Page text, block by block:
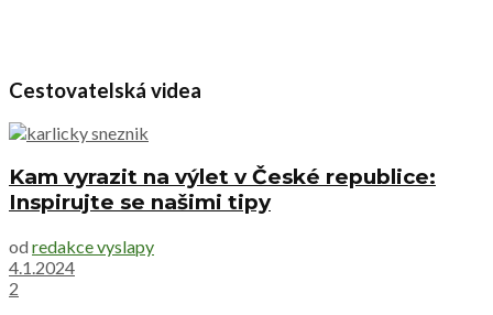
Cestovatelská videa
Kam vyrazit na výlet v České republice:
Inspirujte se našimi tipy
od redakce vyslapy
4.1.2024
2